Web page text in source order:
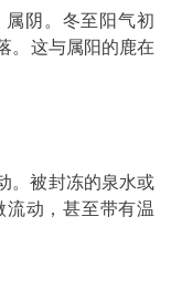
阴。冬至阳气初
。这与属阳的鹿在
。被封冻的泉水或
动，甚至带有温